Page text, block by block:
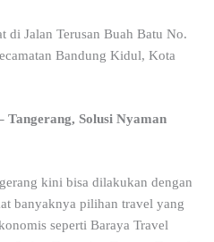
di Jalan Terusan Buah Batu No.
Bandung Kidul, Kota
Solusi Nyaman
kini bisa dilakukan dengan
banyaknya pilihan travel yang
seperti Baraya Travel